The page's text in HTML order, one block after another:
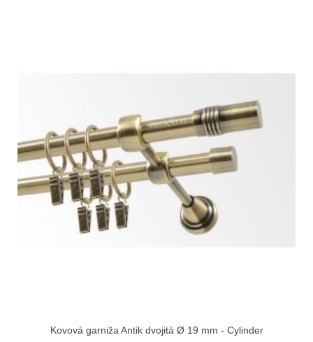
Kovová garniža Antik dvojitá Ø 19 mm - Cylinder